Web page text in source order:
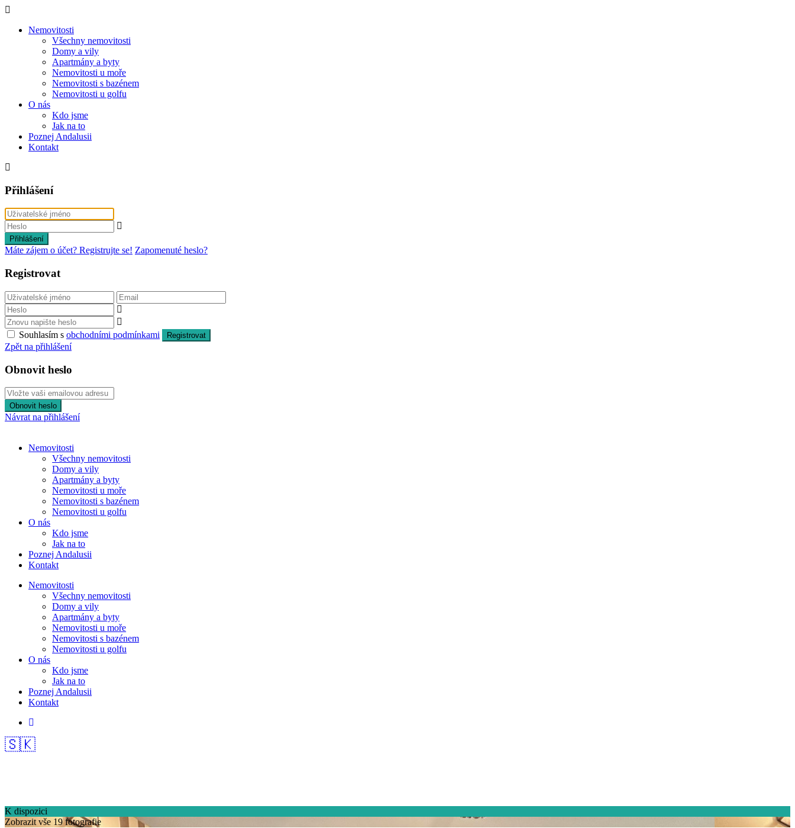
Nemovitosti
Všechny nemovitosti
Domy a vily
Apartmány a byty
Nemovitosti u moře
Nemovitosti s bazénem
Nemovitosti u golfu
O nás
Kdo jsme
Jak na to
Poznej Andalusii
Kontakt
Přihlášení
Přihlášení
Máte zájem o účet? Registrujte se! Zapomenuté heslo?
Registrovat
Souhlasím s obchodními podmínkami Registrovat
Zpět na přihlášení
Obnovit heslo
Obnovit heslo
Návrat na přihlášení
Nemovitosti
Všechny nemovitosti
Domy a vily
Apartmány a byty
Nemovitosti u moře
Nemovitosti s bazénem
Nemovitosti u golfu
O nás
Kdo jsme
Jak na to
Poznej Andalusii
Kontakt
Nemovitosti
Všechny nemovitosti
Domy a vily
Apartmány a byty
Nemovitosti u moře
Nemovitosti s bazénem
Nemovitosti u golfu
O nás
Kdo jsme
Jak na to
Poznej Andalusii
Kontakt
🇸🇰
K dispozici
Zobrazit vše 19 fotografie